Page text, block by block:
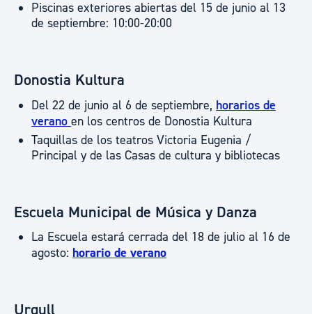
Piscinas exteriores abiertas del 15 de junio al 13
de septiembre: 10:00-20:00
Donostia Kultura
Del 22 de junio al 6 de septiembre, horarios de
verano en los centros de Donostia Kultura
Taquillas de los teatros Victoria Eugenia /
Principal y de las Casas de cultura y bibliotecas
Escuela Municipal de Música y Danza
La Escuela estará cerrada del 18 de julio al 16 de
agosto: horario de verano
Urgull